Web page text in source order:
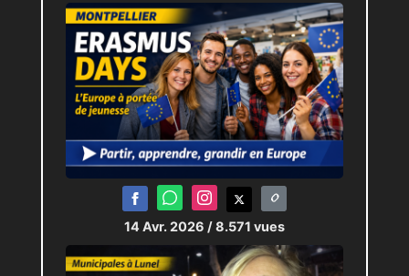
14 Avr. 2026 / 8.571 vues